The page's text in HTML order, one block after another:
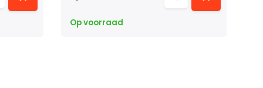
Op voorraad